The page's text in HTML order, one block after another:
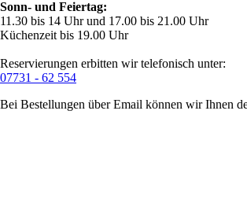
Sonn- und Feiertag:
11.30 bis 14 Uhr und 17.00 bis 21.00 Uhr
Küchenzeit bis 19.00 Uhr
Reservierungen erbitten wir telefonisch unter:
07731 - 62 554
Bei Bestellungen über Email können wir Ihnen